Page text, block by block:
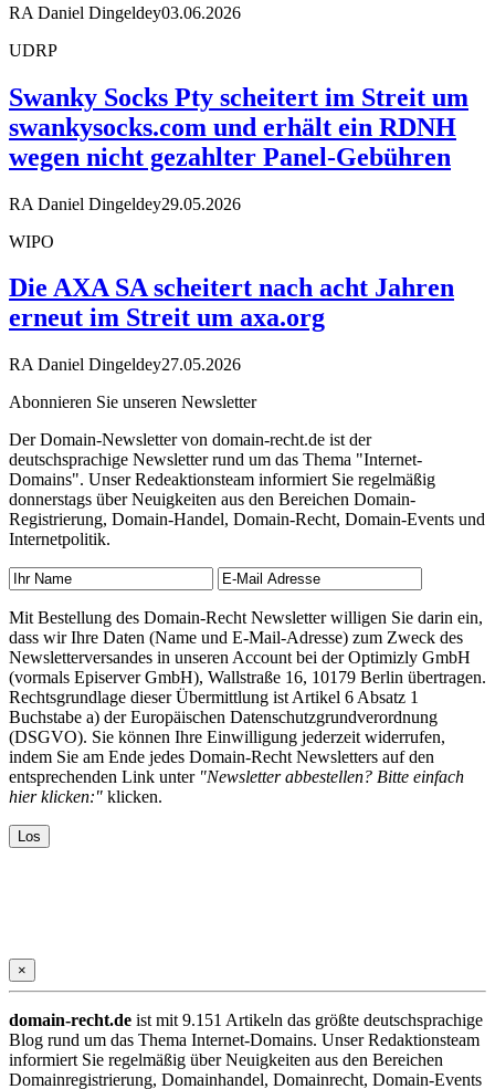
RA Daniel Dingeldey03.06.2026
UDRP
Swanky Socks Pty scheitert im Streit um
swankysocks.com und erhält ein RDNH
wegen nicht gezahlter Panel-Gebühren
RA Daniel Dingeldey29.05.2026
WIPO
Die AXA SA scheitert nach acht Jahren
erneut im Streit um axa.org
RA Daniel Dingeldey27.05.2026
Abonnieren Sie unseren Newsletter
Der Domain-Newsletter von domain-recht.de ist der
deutschsprachige Newsletter rund um das Thema "Internet-
Domains". Unser Redeaktionsteam informiert Sie regelmäßig
donnerstags über Neuigkeiten aus den Bereichen Domain-
Registrierung, Domain-Handel, Domain-Recht, Domain-Events und
Internetpolitik.
Mit Bestellung des Domain-Recht Newsletter willigen Sie darin ein,
dass wir Ihre Daten (Name und E-Mail-Adresse) zum Zweck des
Newsletterversandes in unseren Account bei der Optimizly GmbH
(vormals Episerver GmbH), Wallstraße 16, 10179 Berlin übertragen.
Rechtsgrundlage dieser Übermittlung ist Artikel 6 Absatz 1
Buchstabe a) der Europäischen Datenschutzgrundverordnung
(DSGVO). Sie können Ihre Einwilligung jederzeit widerrufen,
indem Sie am Ende jedes Domain-Recht Newsletters auf den
entsprechenden Link unter "Newsletter abbestellen? Bitte einfach
hier klicken:" klicken.
×
domain-recht.de ist mit 9.151 Artikeln das größte deutschsprachige
Blog rund um das Thema Internet-Domains. Unser Redaktionsteam
informiert Sie regelmäßig über Neuigkeiten aus den Bereichen
Domainregistrierung, Domainhandel, Domainrecht, Domain-Events